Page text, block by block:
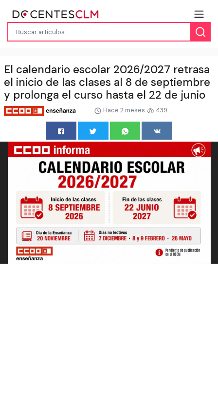
El calendario escolar 2026/2027 retrasa
el inicio de las clases al 8 de septiembre
y prolonga el curso hasta el 22 de junio
Hace 2 meses 439